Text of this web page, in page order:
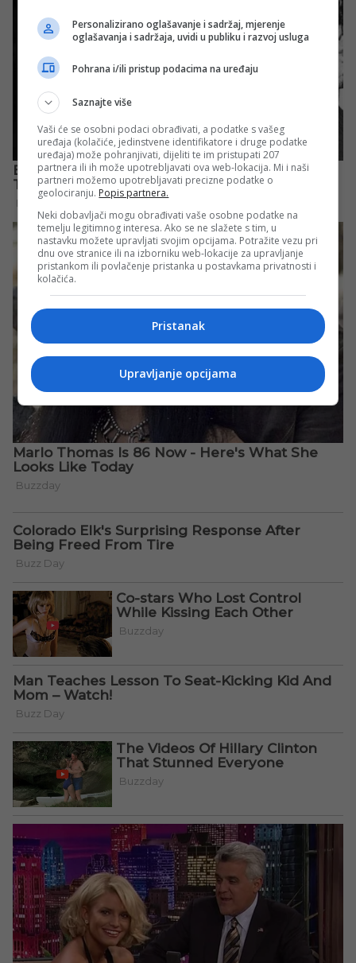
Personalizirano oglašavanje i sadržaj, mjerenje
oglašavanja i sadržaja, uvidi u publiku i razvoj usluga
Pohrana i/ili pristup podacima na uređaju
Saznajte više
Vaši će se osobni podaci obrađivati, a podatke s vašeg
uređaja (kolačiće, jedinstvene identifikatore i druge podatke
uređaja) može pohranjivati, dijeliti te im pristupati 207
partnera ili ih može upotrebljavati ova web-lokacija. Mi i naši
partneri možemo upotrebljavati precizne podatke o
geolociranju. Popis partnera.
Neki dobavljači mogu obrađivati vaše osobne podatke na
temelju legitimnog interesa. Ako se ne slažete s tim, u
nastavku možete upravljati svojim opcijama. Potražite vezu pri
dnu ove stranice ili na izborniku web-lokacije za upravljanje
pristankom ili povlačenje pristanka u postavkama privatnosti i
kolačića.
Pristanak
Upravljanje opcijama